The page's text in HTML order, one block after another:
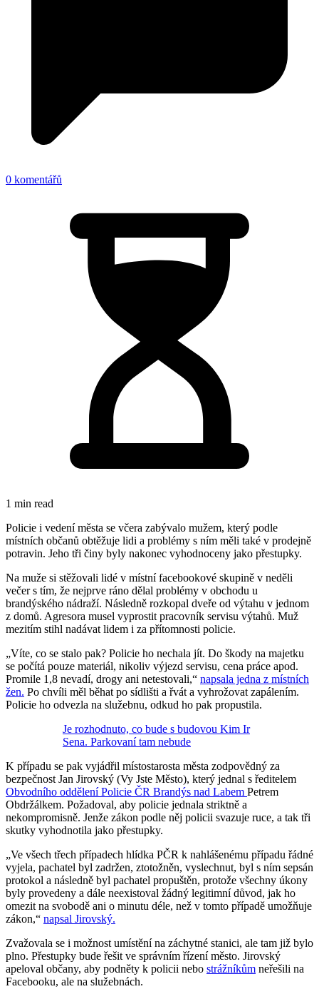
0 komentářů
1 min read
Policie i vedení města se včera zabývalo mužem, který podle
místních občanů obtěžuje lidi a problémy s ním měli také v prodejně
potravin. Jeho tři činy byly nakonec vyhodnoceny jako přestupky.
Na muže si stěžovali lidé v místní facebookové skupině v neděli
večer s tím, že nejprve ráno dělal problémy v obchodu u
brandýského nádraží. Následně rozkopal dveře od výtahu v jednom
z domů. Agresora musel vyprostit pracovník servisu výtahů. Muž
mezitím stihl nadávat lidem i za přítomnosti policie.
„Víte, co se stalo pak? Policie ho nechala jít. Do škody na majetku
se počítá pouze materiál, nikoliv výjezd servisu, cena práce apod.
Promile 1,8 nevadí, drogy ani netestovali,“ napsala jedna z místních
žen. Po chvíli měl běhat po sídlišti a řvát a vyhrožovat zapálením.
Policie ho odvezla na služebnu, odkud ho pak propustila.
Je rozhodnuto, co bude s budovou Kim Ir
Sena. Parkovaní tam nebude
K případu se pak vyjádřil místostarosta města zodpovědný za
bezpečnost Jan Jirovský (Vy Jste Město), který jednal s ředitelem
Obvodního oddělení Policie ČR Brandýs nad Labem Petrem
Obdržálkem. Požadoval, aby policie jednala striktně a
nekompromisně. Jenže zákon podle něj policii svazuje ruce, a tak tři
skutky vyhodnotila jako přestupky.
„Ve všech třech případech hlídka PČR k nahlášenému případu řádné
vyjela, pachatel byl zadržen, ztotožněn, vyslechnut, byl s ním sepsán
protokol a následně byl pachatel propuštěn, protože všechny úkony
byly provedeny a dále neexistoval žádný legitimní důvod, jak ho
omezit na svobodě ani o minutu déle, než v tomto případě umožňuje
zákon,“ napsal Jirovský.
Zvažovala se i možnost umístění na záchytné stanici, ale tam již bylo
plno. Přestupky bude řešit ve správním řízení město. Jirovský
apeloval občany, aby podněty k policii nebo strážníkům neřešili na
Facebooku, ale na služebnách.